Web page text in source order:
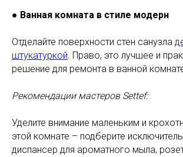
● Ванная комната в стиле модерн
Отделайте поверхности стен санузла
штукатуркой. Право, это лучшее и
решение для ремонта в ванной
Рекомендации мастеров Settef:
Уделите внимание маленьким и
этой комнате – подберите
диспансер для ароматного мыла,